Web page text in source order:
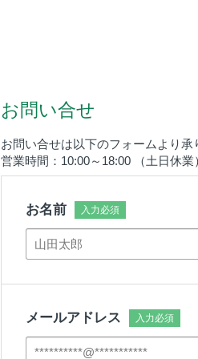
お問い合せ
お問い合せは以下のフォームより承
営業時間：10:00～18:00 （土日休業
お名前
メールアドレス